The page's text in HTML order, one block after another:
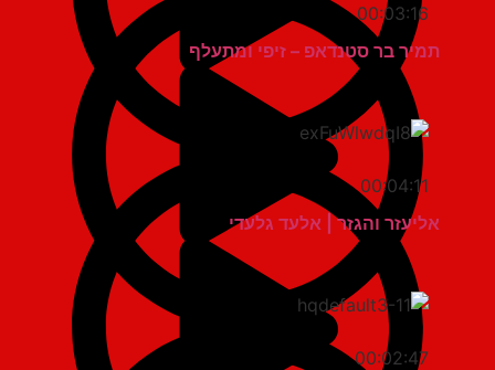
00:03:16
תמיר בר סטנדאפ – זיפי ומתעלף
00:04:11
אליעזר והגזר | אלעד גלעדי
00:02:47